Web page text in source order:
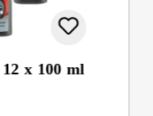
x 100 ml